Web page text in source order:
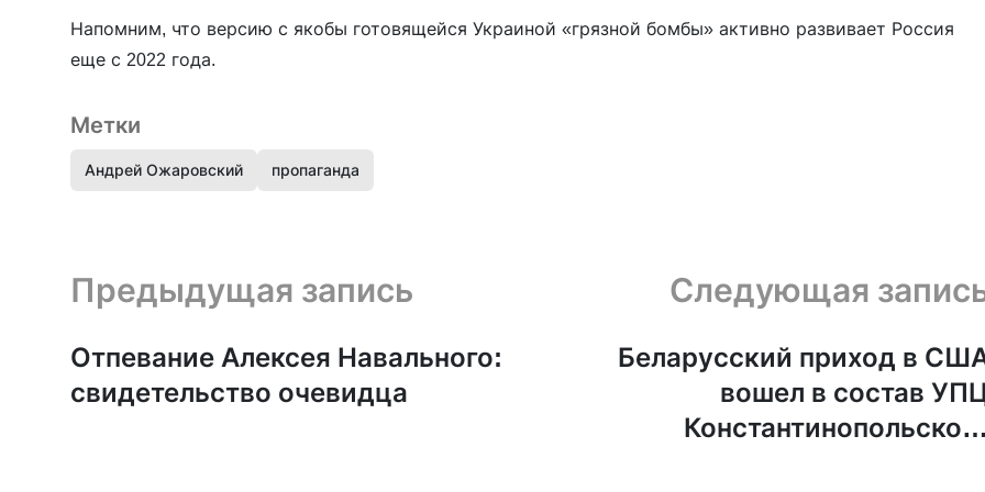
Напомним, что версию с якобы готовящейся Украиной «грязной бомбы» активно развивает Россия
еще с 2022 года.
Метки
Андрей Ожаровский пропаганда
Предыдущая запись и следующая запись
Предыдущая запись
Отпевание Алексея Навального:
свидетельство очевидца
Следующая
Беларусский приход в
вошел в состав
Константинопольского